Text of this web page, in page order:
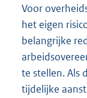
Voor
het eigen
belangrijke
te stellen. Als
tijdelijke